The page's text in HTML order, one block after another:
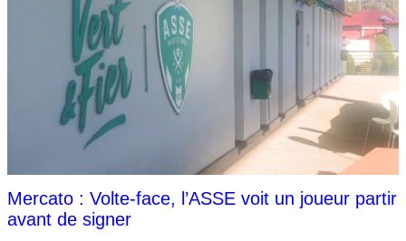
Mercato : Volte-face, l’ASSE voit un joueur partir
avant de signer